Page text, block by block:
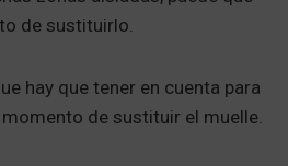
de sustituirlo.
hay que tener en cuenta para
de sustituir el muelle.